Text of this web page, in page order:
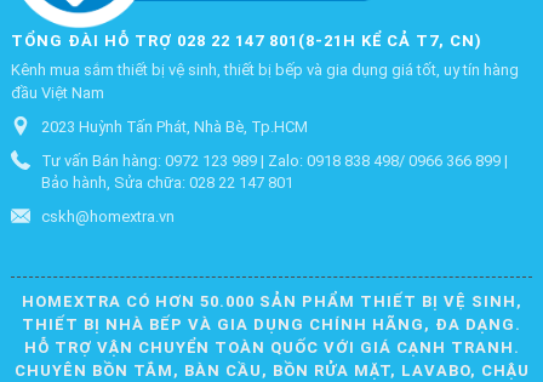
TỔNG ĐÀI HỖ TRỢ 028 22 147 801(8-21H KỂ CẢ T7, CN)
Kênh mua sắm thiết bị vệ sinh, thiết bị bếp và gia dụng giá tốt, uy tín hàng
đầu Việt Nam
2023 Huỳnh Tấn Phát, Nhà Bè, Tp.HCM
Tư vấn Bán hàng: 0972 123 989 | Zalo: 0918 838 498/ 0966 366 899 |
Bảo hành, Sửa chữa: 028 22 147 801
cskh@homextra.vn
HOMEXTRA CÓ HƠN 50.000 SẢN PHẨM THIẾT BỊ VỆ SINH,
THIẾT BỊ NHÀ BẾP VÀ GIA DỤNG CHÍNH HÃNG, ĐA DẠNG.
HỖ TRỢ VẬN CHUYỂN TOÀN QUỐC VỚI GIÁ CẠNH TRANH.
CHUYÊN BỒN TẮM, BÀN CẦU, BỒN RỬA MẶT, LAVABO, CHẬU